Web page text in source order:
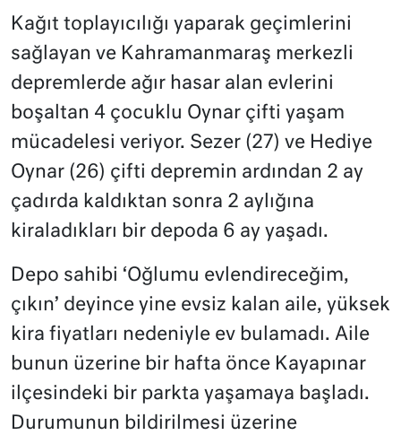
Kağıt toplayıcılığı yaparak geçimlerini
sağlayan ve Kahramanmaraş merkezli
depremlerde ağır hasar alan evlerini
boşaltan 4 çocuklu Oynar çifti yaşam
mücadelesi veriyor. Sezer (27) ve Hediye
Oynar (26) çifti depremin ardından 2 ay
çadırda kaldıktan sonra 2 aylığına
kiraladıkları bir depoda 6 ay yaşadı.
Depo sahibi ‘Oğlumu evlendireceğim,
çıkın’ deyince yine evsiz kalan aile, yüksek
kira fiyatları nedeniyle ev bulamadı. Aile
bunun üzerine bir hafta önce Kayapınar
ilçesindeki bir parkta yaşamaya başladı.
Durumunun bildirilmesi üzerine